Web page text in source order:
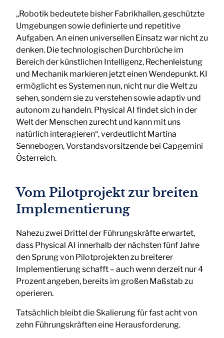
„Robotik bedeutete bisher Fabrikhallen, geschützte
Umgebungen sowie definierte und repetitive
Aufgaben. An einen universellen Einsatz war nicht zu
denken. Die technologischen Durchbrüche im
Bereich der künstlichen Intelligenz, Rechenleistung
und Mechanik markieren jetzt einen Wendepunkt. KI
ermöglicht es Systemen nun, nicht nur die Welt zu
sehen, sondern sie zu verstehen sowie adaptiv und
autonom zu handeln. Physical AI findet sich in der
Welt der Menschen zurecht und kann mit uns
natürlich interagieren“, verdeutlicht Martina
Sennebogen, Vorstandsvorsitzende bei Capgemini
Österreich.
Vom Pilotprojekt zur breiten
Implementierung
Nahezu zwei Drittel der Führungskräfte erwartet,
dass Physical AI innerhalb der nächsten fünf Jahre
den Sprung von Pilotprojekten zu breiterer
Implementierung schafft – auch wenn derzeit nur 4
Prozent angeben, bereits im großen Maßstab zu
operieren.
Tatsächlich bleibt die Skalierung für fast acht von
zehn Führungskräften eine Herausforderung.